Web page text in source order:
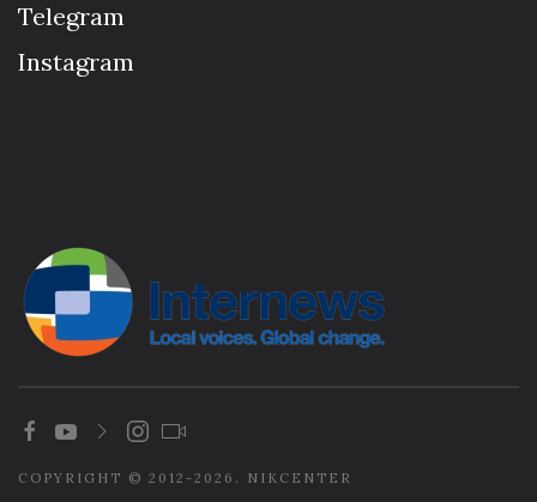
Telegram
Instagram
COPYRIGHT © 2012-2026. NIKCENTER